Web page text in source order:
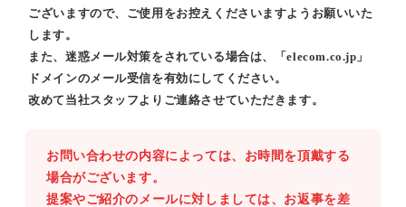
ございますので、ご使用をお控えくださいますようお願いいた
します。
また、迷惑メール対策をされている場合は、「elecom.co.jp」
ドメインのメール受信を有効にしてください。
改めて当社スタッフよりご連絡させていただきます。
お問い合わせの内容によっては、お時間を頂戴する
場合がございます。
提案やご紹介のメールに対しましては、お返事を差